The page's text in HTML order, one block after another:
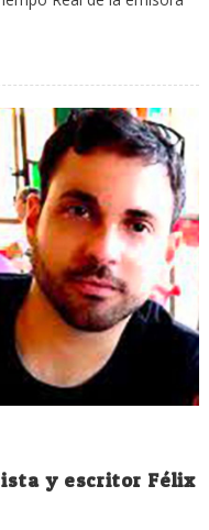
y escritor Félix